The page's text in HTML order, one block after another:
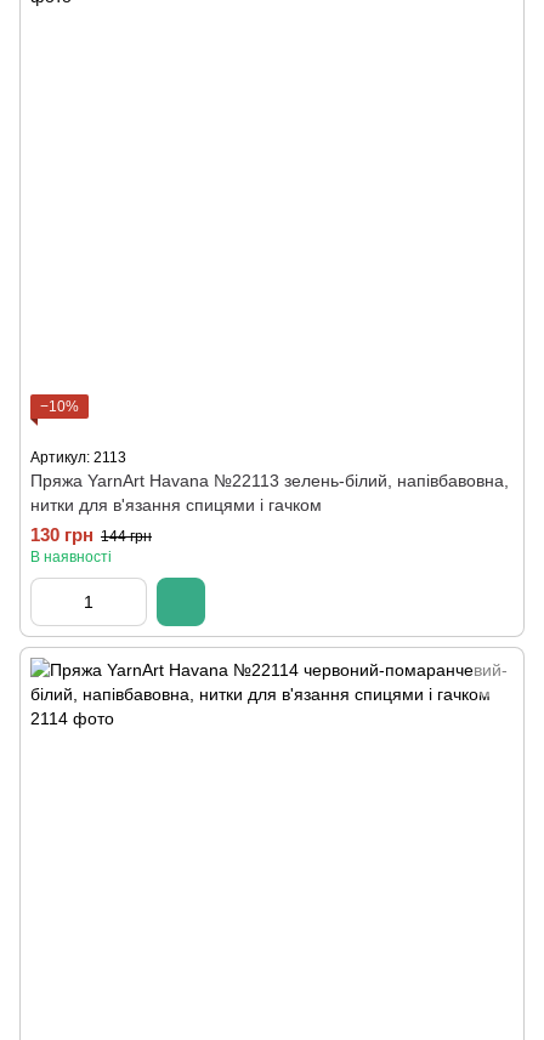
−10%
Артикул: 2113
Пряжа YarnArt Havana №22113 зелень-білий, напівбавовна,
нитки для в'язання спицями і гачком
130 грн 144 грн
В наявності